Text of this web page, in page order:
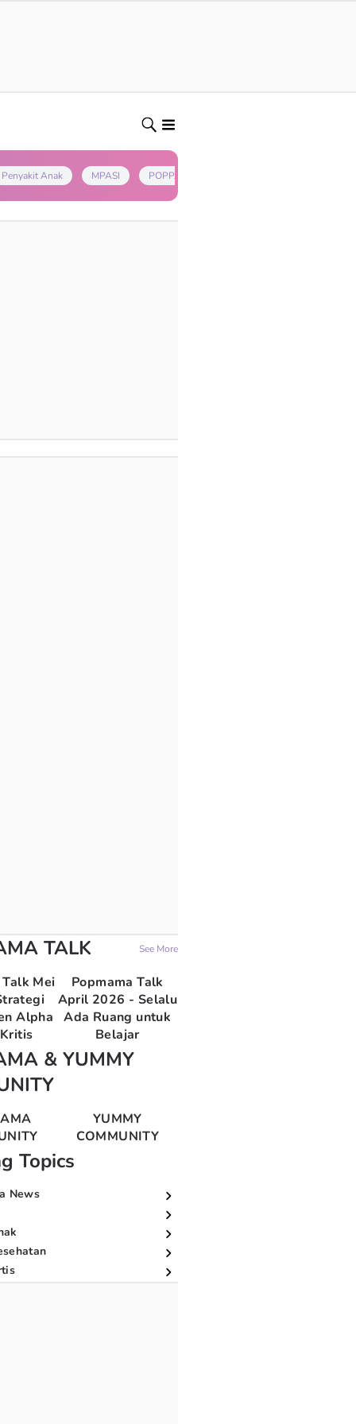
Penyakit Anak MPASI POPPAPA
TALK See More
Mei
Alpha
Popmama Talk
April 2026 - Selalu
Ada Ruang untuk
Belajar
& YUMMY
YUMMY
COMMUNITY
Topics
News